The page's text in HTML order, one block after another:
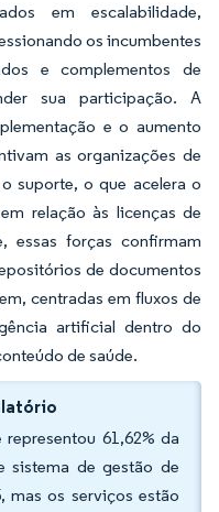
em escalabilidade,
os incumbentes
e complementos de
sua participação. A
e o aumento
as organizações de
suporte, o que acelera o
relação às licenças de
essas forças confirmam
de documentos
centradas em fluxos de
artificial dentro do
de saúde.
61,62% da
sistema de gestão de
mas os serviços estão